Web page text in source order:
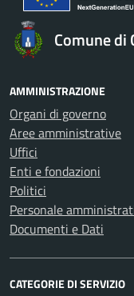
Comune di
AMMINISTRAZIONE
Organi di governo
Aree amministrative
Uffici
Enti e fondazioni
Politici
Personale
Documenti e Dati
CATEGORIE DI SERVIZIO